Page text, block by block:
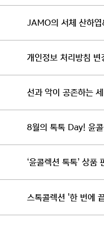
JAMO의 서체 산하엽
개인정보 처리방침
선과 악이 공존하는
8월의 톡톡 Day! 윤콜
‘윤콜렉션 톡톡’ 상품
스톡콜렉션 '한 번에